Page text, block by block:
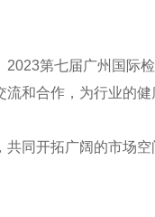
2023第七届广州国际
和合作，为行业的健
同开拓广阔的市场空